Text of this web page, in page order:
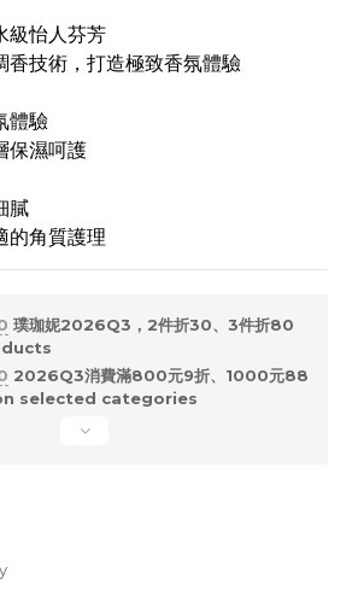
級怡人芬芳
香技術，打造極致香氛體驗
體驗
保濕呵護
膩
的角質護理
璞珈妮2026Q3，2件折30、3件折80
2026Q3消費滿800元9折、1000元88
selected categories